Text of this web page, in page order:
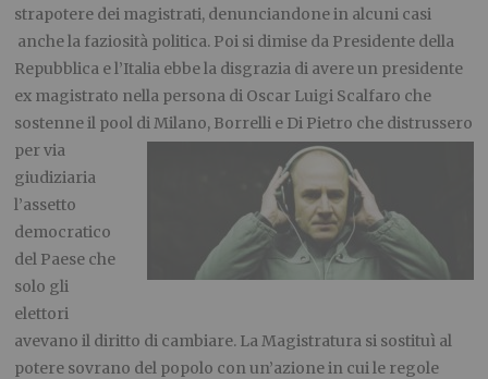
strapotere dei magistrati, denunciandone in alcuni casi
anche la faziosità politica. Poi si dimise da Presidente della
Repubblica e l’Italia ebbe la disgrazia di avere un presidente
ex magistrato nella persona di Oscar Luigi Scalfaro che
sostenne il pool di Milano, Borrelli e Di Pietro che distrussero
per via
giudiziaria
l’assetto
democratico
del Paese che
solo gli
elettori
avevano il diritto di cambiare. La Magistratura si sostituì al
potere sovrano del popolo con un’azione in cui le regole